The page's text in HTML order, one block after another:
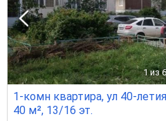
1 из 6
1-комн квартира, ул 40-
40 м², 13/16 эт.